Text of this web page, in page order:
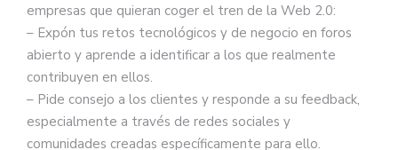
empresas que quieran coger el tren de la Web 2.0:
– Expón tus retos tecnológicos y de negocio en foros
abierto y aprende a identificar a los que realmente
contribuyen en ellos.
– Pide consejo a los clientes y responde a su feedback,
especialmente a través de redes sociales y
comunidades creadas específicamente para ello.